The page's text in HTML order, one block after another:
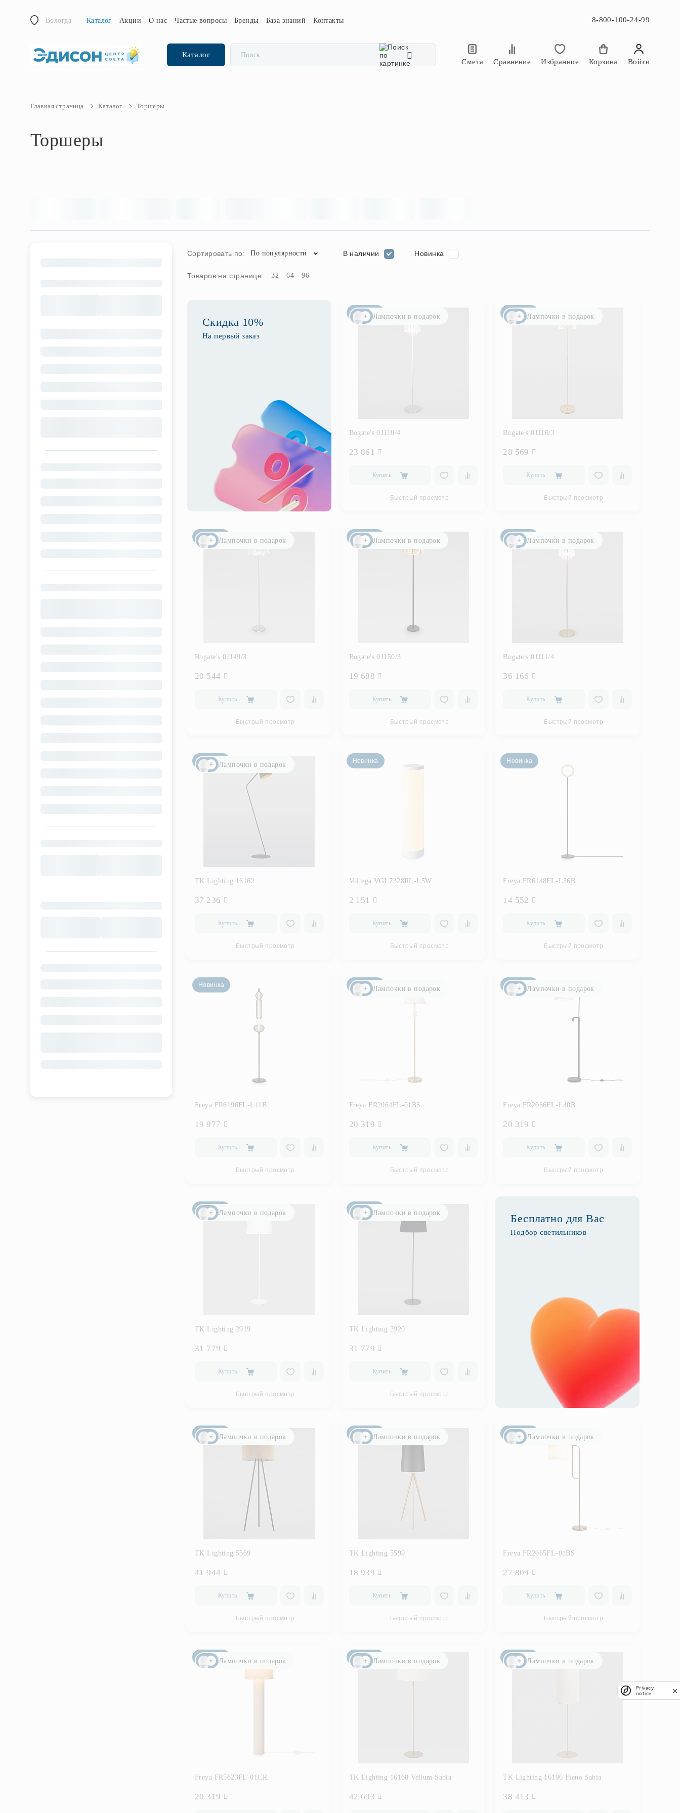
Вологда Каталог Акции О нас Частые вопросы Бренды База знаний Контакты 8-800-100-24-99
Каталог
Смета
Сравнение Избранное Корзина Войти
Главная страница Каталог Торшеры
Торшеры
Сортировать по: По популярности В наличии Новинка
Товаров на странице: 32 64 96
Скидка 10%
На первый заказ
Новинка
Bogate's 01110/4
Лампочки в подарок
23 861
Купить
Быстрый просмотр
Новинка
Bogate's 01116/3
Лампочки в подарок
28 569
Купить
Быстрый просмотр
Новинка
Bogate's 01149/3
Лампочки в подарок
20 544
Купить
Быстрый просмотр
Новинка
Bogate's 01150/3
Лампочки в подарок
19 688
Купить
Быстрый просмотр
Новинка
Bogate's 01111/4
Лампочки в подарок
36 166
Купить
Быстрый просмотр
Новинка
TK Lighting 16162
Лампочки в подарок
37 236
Купить
Быстрый просмотр
Новинка
Voltega VGL7328RL-L5W
2 151
Купить
Быстрый просмотр
Новинка
Freya FR6148FL-L36B
14 552
Купить
Быстрый просмотр
Новинка
Freya FR6196FL-L11B
19 977
Купить
Быстрый просмотр
Новинка
Freya FR2064FL-01BS
Лампочки в подарок
20 319
Купить
Быстрый просмотр
Новинка
Freya FR2066FL-L40B
Лампочки в подарок
20 319
Купить
Быстрый просмотр
Новинка
TK Lighting 2919
Лампочки в подарок
31 779
Купить
Быстрый просмотр
Новинка
TK Lighting 2920
Лампочки в подарок
31 779
Купить
Быстрый просмотр
Бесплатно для Вас
Подбор светильников
Новинка
TK Lighting 5569
Лампочки в подарок
41 944
Купить
Быстрый просмотр
Новинка
TK Lighting 5599
Лампочки в подарок
18 939
Купить
Быстрый просмотр
Новинка
Freya FR2065FL-01BS
Лампочки в подарок
27 809
Купить
Быстрый просмотр
Новинка
Freya FR5623FL-01CR
Лампочки в подарок
20 319
Новинка
TK Lighting 16168 Vellum Sabia
Лампочки в подарок
42 693
Новинка
TK Lighting 16196 Fieno Sabia
Лампочки в подарок
38 413
Privacy
notice